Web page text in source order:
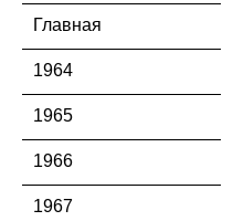
Главная
1964
1965
1966
1967